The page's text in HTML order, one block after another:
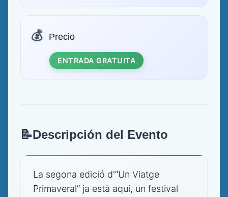
💰 Precio
ENTRADA GRATUITA
📝Descripción del Evento
La segona edició d'“Un Viatge
Primaveral” ja està aquí, un festival